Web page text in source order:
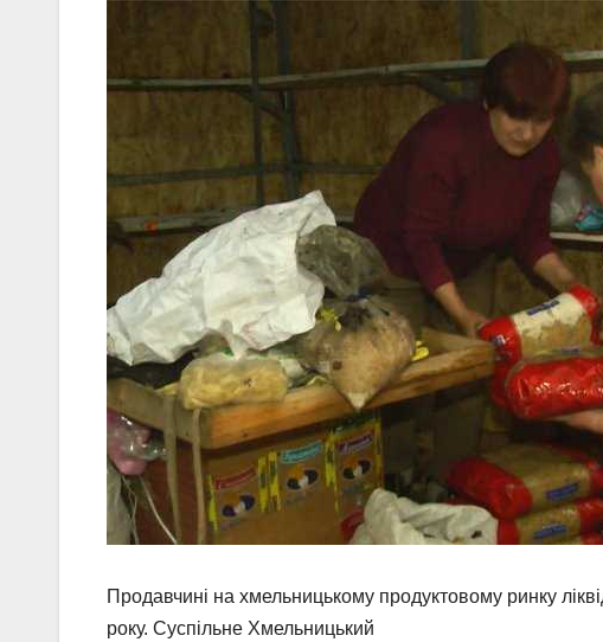
Продавчині на хмельницькому продуктовому ринку
року. Суспільне Хмельницький